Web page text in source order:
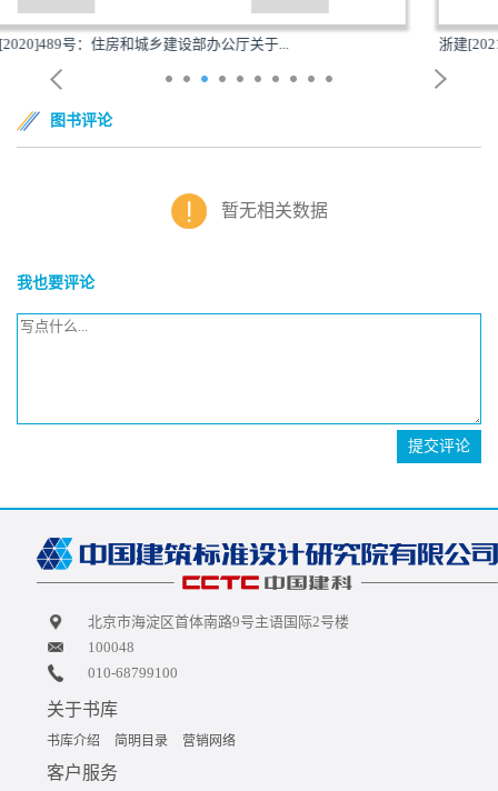
关于... 浙建[2021]2号：浙江省住房和城乡建设厅浙江
图书评论
暂无相关数据
我也要评论
提交评论
北京市海淀区首体南路9号主语国际2号楼
100048
010-68799100
关于书库
书库介绍 简明目录 营销网络
客户服务